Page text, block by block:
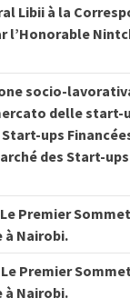
Libii à la
l’Honorable
socio-
delle start-
Start-ups
des Start-ups
Le Premier
à Nairobi.
Le Premier
à Nairobi.